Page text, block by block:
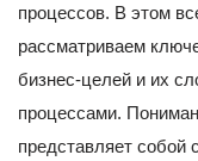
процессов. В этом
рассматриваем
бизнес-целей и их
процессами.
представляет собой